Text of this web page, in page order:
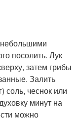
небольшими
посолить. Лук
затем грибы
Залить
соль, чеснок или
минут на
можно